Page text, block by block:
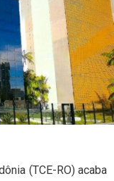
(TCE-RO) acaba